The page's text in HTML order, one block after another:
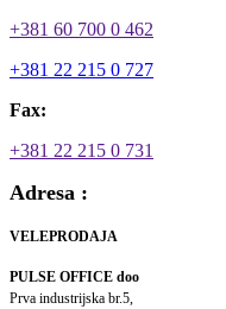
+381 60 700 0 462
+381 22 215 0 727
Fax:
+381 22 215 0 731
Adresa :
VELEPRODAJA
PULSE OFFICE doo
Prva industrijska br.5,